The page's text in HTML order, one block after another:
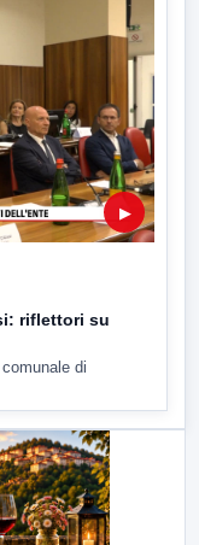
▶
riflettori su
di